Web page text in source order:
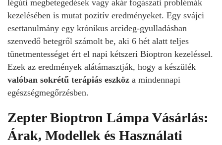
légúti megbetegedések vagy akár fogászati problémák
kezelésében is mutat pozitív eredményeket. Egy svájci
esettanulmány egy krónikus arcideg-gyulladásban
szenvedő betegről számolt be, aki 6 hét alatt teljes
tünetmentességet ért el napi kétszeri Bioptron kezeléssel.
Ezek az eredmények alátámasztják, hogy a készülék
valóban sokrétű terápiás eszköz a mindennapi
egészségmegőrzésben.
Zepter Bioptron Lámpa Vásárlás:
Árak, Modellek és Használati